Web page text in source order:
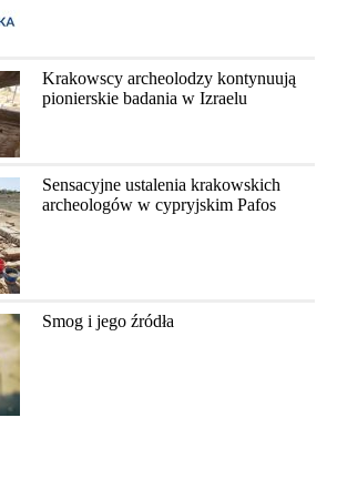
Krakowscy archeolodzy kontynuują
pionierskie badania w Izraelu
Sensacyjne ustalenia krakowskich
archeologów w cypryjskim Pafos
Smog i jego źródła